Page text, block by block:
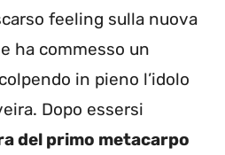
feeling sulla nuova
ha commesso un
in pieno l’idolo
Dopo essersi
del primo metacarpo